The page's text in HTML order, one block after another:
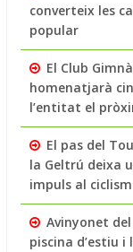
converteix les
popular
El Club
homenatjarà
l’entitat el
El pas del
la Geltrú deixa
impuls al
Avinyonet
piscina d’estiu i